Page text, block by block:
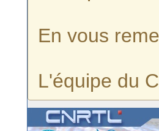
En vous
L'équipe du